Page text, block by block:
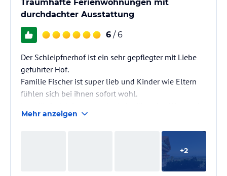
Wir können den…
Traumhafte Ferienwohnungen mit
durchdachter Ausstattung
6 / 6
Der Schleipfnerhof ist ein sehr gepflegter mit Liebe
geführter Hof.
Familie Fischer ist super lieb und Kinder wie Eltern
fühlen sich bei ihnen sofort wohl.
hält ein kleines Schwätzchen. Sehr, sehr schön!
Mehr anzeigen
+2